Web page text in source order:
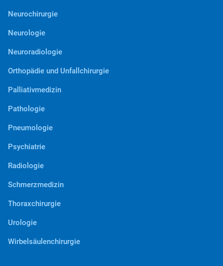
Neurochirurgie
Neurologie
Neuroradiologie
Orthopädie und Unfallchirurgie
Palliativmedizin
Pathologie
Pneumologie
Psychiatrie
Radiologie
Schmerzmedizin
Thoraxchirurgie
Urologie
Wirbelsäulenchirurgie